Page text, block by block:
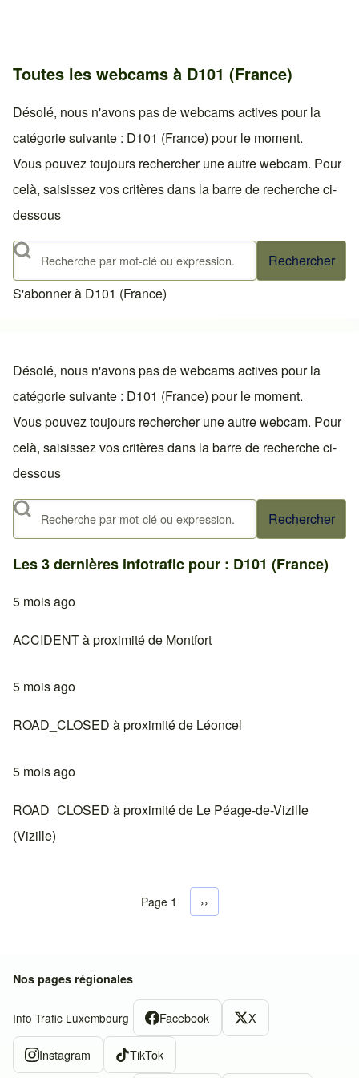
Toutes les webcams à D101 (France)
Désolé, nous n'avons pas de webcams actives pour la
catégorie suivante : D101 (France) pour le moment.
Vous pouvez toujours rechercher une autre webcam. Pour
celà, saisissez vos critères dans la barre de recherche ci-
dessous
Rechercher
S'abonner à D101 (France)
Désolé, nous n'avons pas de webcams actives pour la
catégorie suivante : D101 (France) pour le moment.
Vous pouvez toujours rechercher une autre webcam. Pour
celà, saisissez vos critères dans la barre de recherche ci-
dessous
Rechercher
Les 3 dernières infotrafic pour : D101 (France)
5 mois ago
ACCIDENT à proximité de Montfort
5 mois ago
ROAD_CLOSED à proximité de Léoncel
5 mois ago
ROAD_CLOSED à proximité de Le Péage-de-Vizille
(Vizille)
Pagination
Page 1 Next page
››
Nos pages régionales
Info Trafic Luxembourg Facebook X
Instagram TikTok